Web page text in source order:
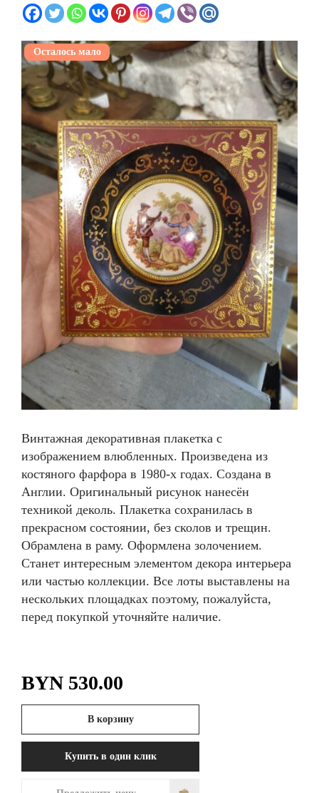
Осталось мало
Винтажная декоративная плакетка с
изображением влюбленных. Произведена из
костяного фарфора в 1980-х годах. Создана в
Англии. Оригинальный рисунок нанесён
техникой деколь. Плакетка сохранилась в
прекрасном состоянии, без сколов и трещин.
Обрамлена в раму. Оформлена золочением.
Станет интересным элементом декора интерьера
или частью коллекции. Все лоты выставлены на
нескольких площадках поэтому, пожалуйста,
перед покупкой уточняйте наличие.
BYN 530.00
В корзину
Купить в один клик